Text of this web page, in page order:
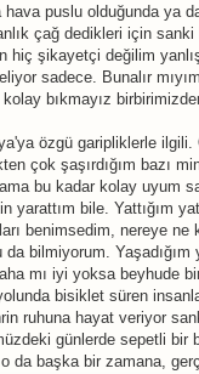
puslu olduğunda ya
çağ dedikleri için
hiç şikayetçi değilim
sadece. Bunalır
bıkmayız
özgü garipliklerle ilgili.
çok şaşırdığım bazı
bu kadar kolay uyum
bile. Yattığım
benimsedim, nereye ne
bilmiyorum.
mı iyi yoksa beyhude
bisiklet süren
ruhuna hayat veriyor
günlerde sepetli bir
da başka bir zamana,